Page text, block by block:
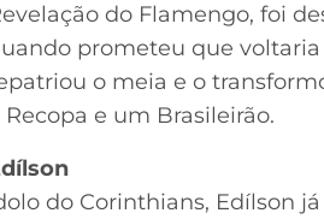
do Flamengo, foi
prometeu que voltaria
o meia e o
Recopa e um Brasileirão.
do Corinthians, Edílson